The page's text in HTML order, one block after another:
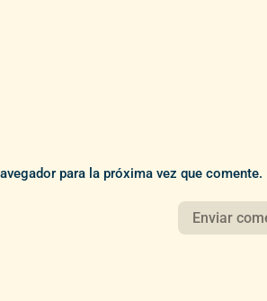
para la próxima vez que comente.